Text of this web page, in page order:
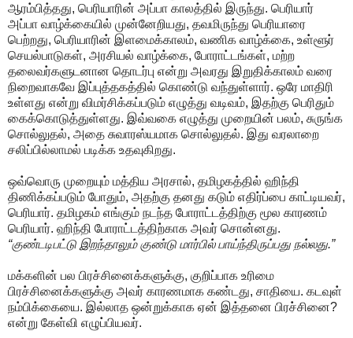
ஆரம்பித்தது, பெரியாரின் அப்பா காலத்தில் இருந்து. பெரியார்
அப்பா வாழ்க்கையில் முன்னேறியது, தவமிருந்து பெரியாரை
பெற்றது, பெரியாரின் இளமைக்காலம், வணிக வாழ்க்கை, உள்ளூர்
செயல்பாடுகள், அரசியல் வாழ்க்கை, போராட்டங்கள், மற்ற
தலைவர்களுடனான தொடர்பு என்று அவரது இறுதிக்காலம் வரை
நிறைவாகவே இப்புத்தகத்தில் கொண்டு வந்துள்ளார். ஒரே மாதிரி
உள்ளது என்று விமர்சிக்கப்படும் எழுத்து வடிவம், இதற்கு பெரிதும்
கைக்கொடுத்துள்ளது. இவ்வகை எழுத்து முறையின் பலம், சுருங்க
சொல்லுதல், அதை சுவாரஸ்யமாக சொல்லுதல். இது வரலாறை
சலிப்பில்லாமல் படிக்க உதவுகிறது.
ஒவ்வொரு முறையும் மத்திய அரசால், தமிழகத்தில் ஹிந்தி
திணிக்கப்படும் போதும், அதற்கு தனது கடும் எதிர்ப்பை காட்டியவர்,
பெரியார். தமிழகம் எங்கும் நடந்த போராட்டத்திற்கு மூல காரணம்
பெரியார். ஹிந்தி போராட்டத்திற்காக அவர் சொன்னது.
“குண்டடிபட்டு இறந்தாலும் குண்டு மார்பில் பாய்ந்திருப்பது நல்லது.”
மக்களின் பல பிரச்சினைக்களுக்கு, குறிப்பாக உரிமை
பிரச்சினைக்களுக்கு அவர் காரணமாக கண்டது, சாதியை. கடவுள்
நம்பிக்கையை. இல்லாத ஒன்றுக்காக ஏன் இத்தனை பிரச்சினை?
என்று கேள்வி எழுப்பியவர்.